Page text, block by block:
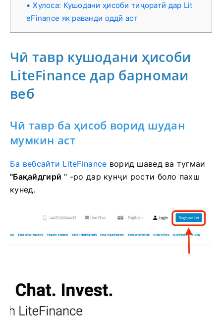
Хулоса: Кушодани ҳисоби тиҷоратӣ дар Lit
eFinance як раванди оддӣ аст
Чӣ тавр кушодани ҳисоби
LiteFinance дар барномаи
веб
Чӣ тавр ба ҳисоб ворид шудан
мумкин аст
Ба вебсайти LiteFinance ворид шавед ва тугмаи
"Бақайдгирӣ " -ро дар кунҷи рости боло пахш
кунед.